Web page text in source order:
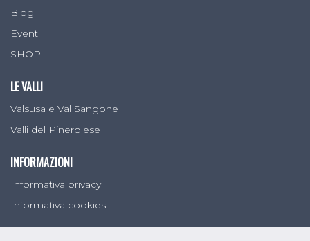
Blog
Eventi
SHOP
LE VALLI
Valsusa e Val Sangone
Valli del Pinerolese
INFORMAZIONI
Informativa privacy
Informativa cookies